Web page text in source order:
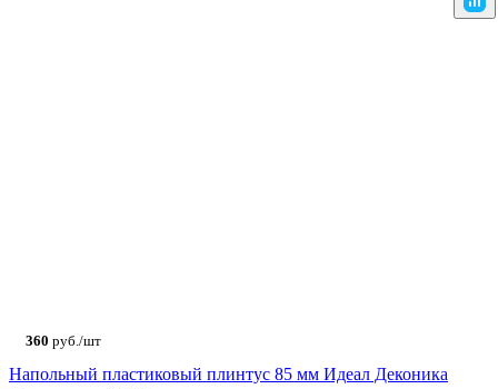
360 руб./шт
Напольный пластиковый плинтус 85 мм Идеал Деконика